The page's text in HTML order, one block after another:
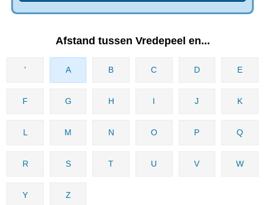
Afstand tussen Vredepeel en...
' A B C D E
F G H I J K
L M N O P Q
R S T U V W
Y Z